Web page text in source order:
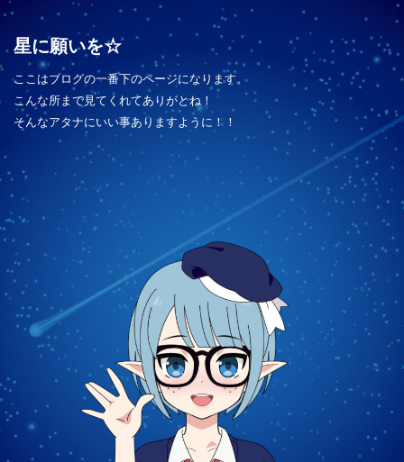
星に願いを☆
ここはブログの一番下のページになります。
こんな所まで見てくれてありがとね！
そんなアタナにいい事ありますように！！